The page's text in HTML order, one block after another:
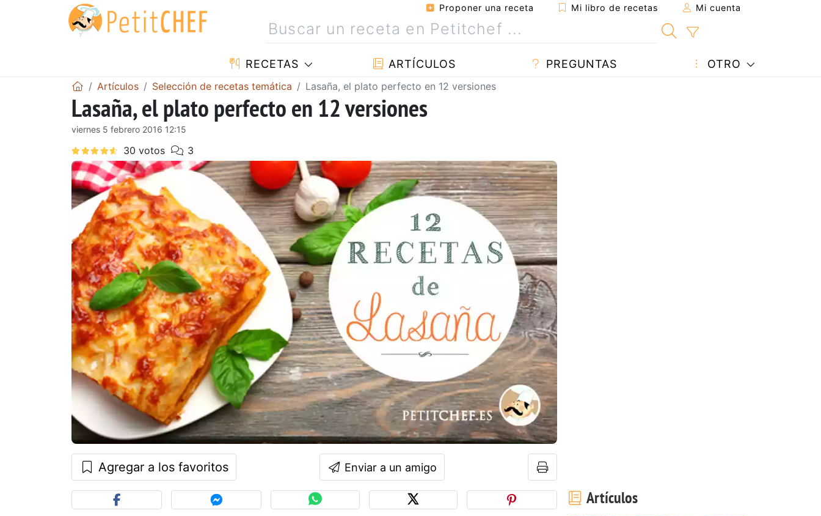
Proponer una receta Mi libro de recetas Mi cuenta
RECETAS ARTÍCULOS PREGUNTAS OTRO
Artículos Selección de recetas temática Lasaña, el plato perfecto en 12 versiones
Lasaña, el plato perfecto en 12 versiones
viernes 5 febrero 2016 12:15
Agregar a los favoritos Enviar a un amigo
Artículos